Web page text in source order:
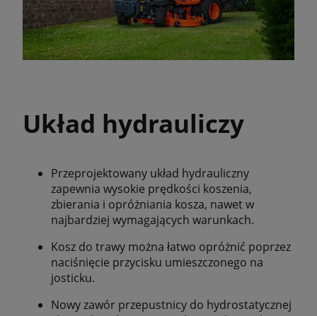
Układ hydrauliczy
Przeprojektowany układ hydrauliczny
zapewnia wysokie prędkości koszenia,
zbierania i opróżniania kosza, nawet w
najbardziej wymagających warunkach.
Kosz do trawy można łatwo opróżnić poprzez
naciśnięcie przycisku umieszczonego na
josticku.
Nowy zawór przepustnicy do hydrostatycznej